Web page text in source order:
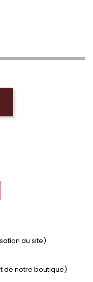
du site)
de notre boutique)